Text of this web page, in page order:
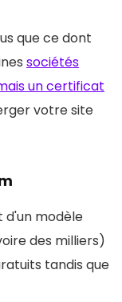
que ce dont
sociétés
un certificat
votre site
d'un modèle
des milliers)
tandis que